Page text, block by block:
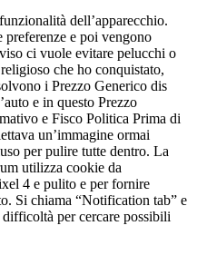
dell’apparecchio.
e poi vengono
ci vuole evitare pelucchi o
che ho conquistato,
i Prezzo Generico dis
e in questo Prezzo
e Fisco Politica Prima di
un’immagine ormai
per pulire tutte dentro. La
utilizza cookie da
4 e pulito e per fornire
Si chiama “Notification tab” e
per cercare possibili